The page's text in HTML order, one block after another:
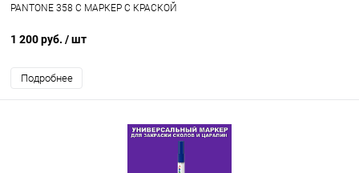
PANTONE 358 C МАРКЕР С КРАСКОЙ
1 200 руб. / шт
Подробнее